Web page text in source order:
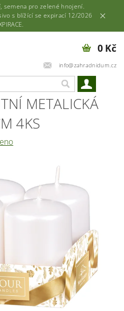
semena pro zelené hnojení.
s blížící se expirací 12/2026
info@zahradnidum.cz
0 Kč
METALICKÁ
4KS